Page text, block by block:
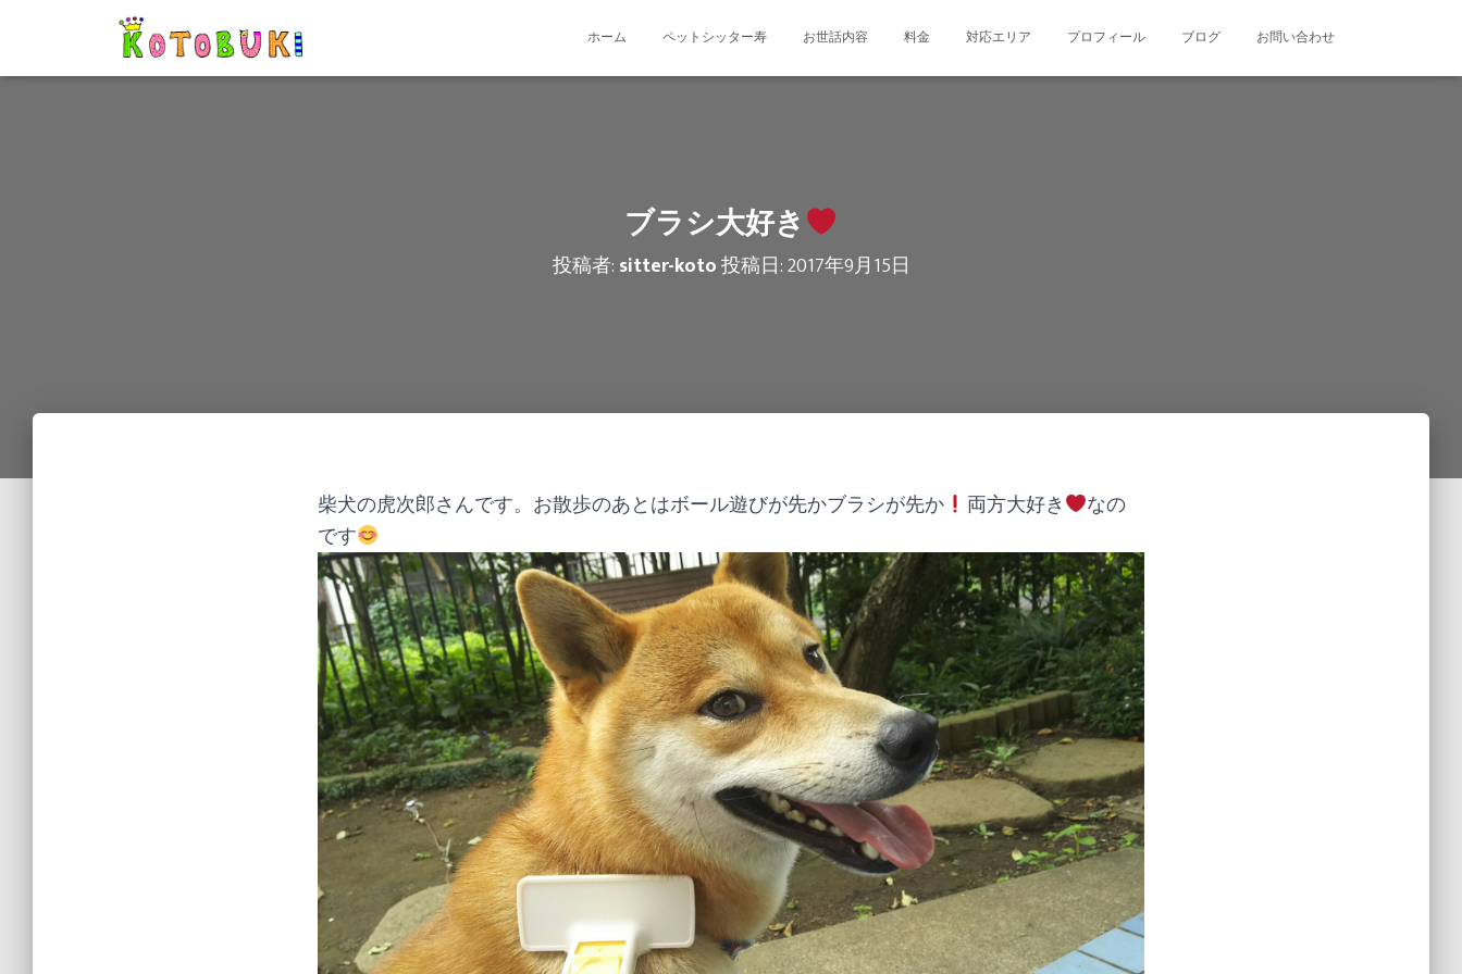
ホーム ペットシッター寿 お世話内容 料金 対応エリア プロフィール ブログ お問い合わせ
ブラシ大好き
投稿者: sitter-koto投稿日:2017年9月15日
柴犬の虎次郎さんです。お散歩のあとはボール遊びが先かブラシが先か 両方大好き
なの
です